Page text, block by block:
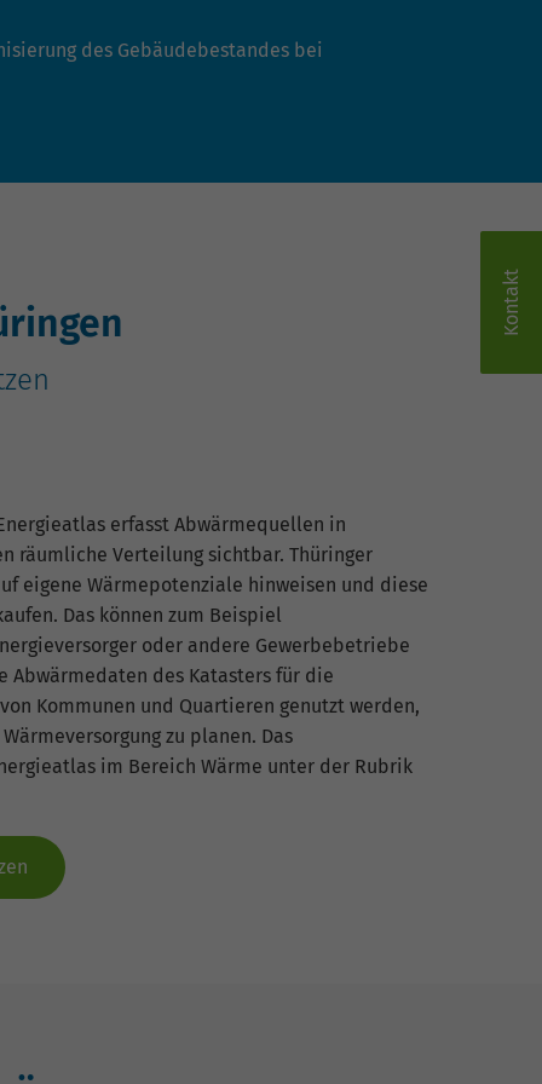
des Gebäudebestandes bei
erfasst Abwärmequellen in
räumliche Verteilung sichtbar. Thüringer
eigene Wärmepotenziale hinweisen und diese
Das können zum Beispiel
oder andere Gewerbebetriebe
Abwärmedaten des Katasters für die
Kommunen und Quartieren genutzt werden,
zu planen. Das
im Bereich Wärme unter der Rubrik
Kontakt